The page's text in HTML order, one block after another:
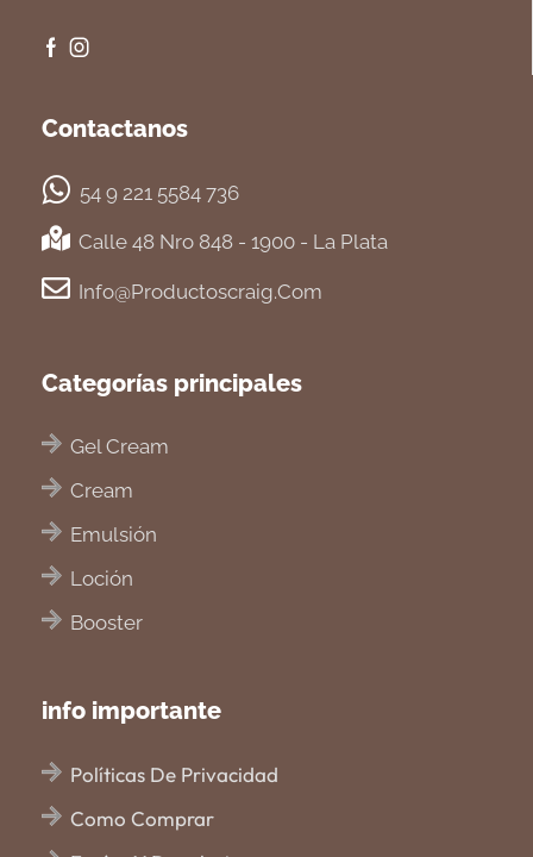
Contactanos
54 9 221 5584 736
Calle 48 Nro 848 - 1900 - La Plata
Info@productoscraig.com
Categorías principales
Gel Cream
Cream
Emulsión
Loción
Booster
info importante
Políticas De Privacidad
Como Comprar